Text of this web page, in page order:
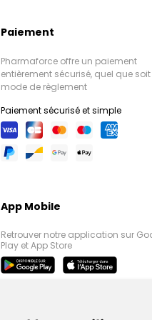
des agressions
infrarouges et les
Formulés avec des
et de l'eau thermale
produits offrent une
coups de soleil, les
vieillissement
Rosaliac
Roche Posaypropose
conçus pour atténuer
rougeurs localisées.
et en agents anti-
les irritations, renforcent
sanguins et réduisent
pour un teint
Anthélios XLLa
protection solaire
sujettes aux
Formulés avec des
protègent la peau des
préservant sa santé
La Roche-Posay
l'environnement.
dermatologique et son
laboratoire
personnes à
solutions adaptées pour
belle et
Paiement
Pharmaforce offre un paiement
entièrement sécurisé, quel que soit
mode de règlement
Paiement sécurisé et simple
App Mobile
Retrouver notre application sur
Play et App Store